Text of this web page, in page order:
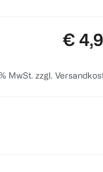
€
MwSt. zzgl.